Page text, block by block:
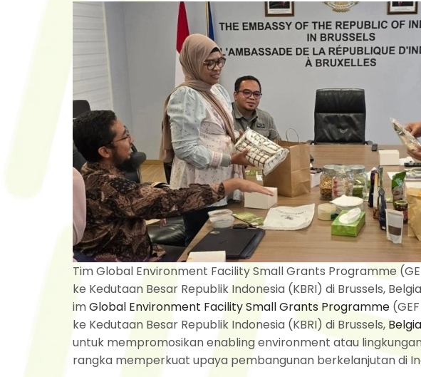
Tim Global Environment Facility Small Grants Programme
ke Kedutaan Besar Republik Indonesia (KBRI) di Brussels,
imGlobal Environment Facility Small Grants Programme
ke Kedutaan Besar Republik Indonesia (KBRI) di Brussels, Belgia
untuk mempromosikan enabling environment atau
rangka memperkuat upaya pembangunan berkelanjutan di